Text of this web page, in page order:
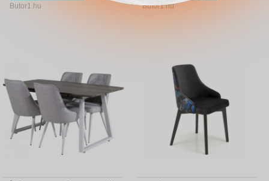
Butor1.hu Butor1.hu